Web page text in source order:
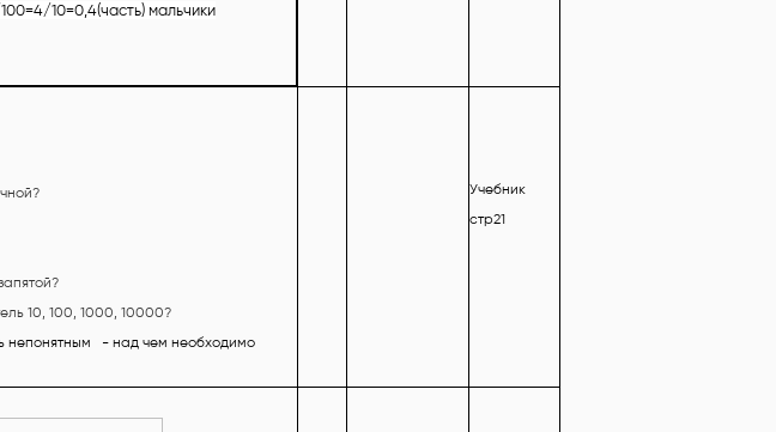
10=0,4(часть) мальчики
10, 100, 1000, 10000?
непонятным - над чем необходимо
Учебник
стр21